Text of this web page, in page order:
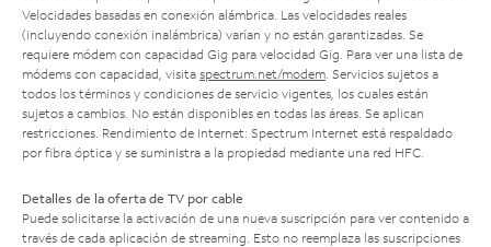
Velocidades basadas en conexión alámbrica. Las velocidades reales
(incluyendo conexión inalámbrica) varían y no están garantizadas. Se
requiere módem con capacidad Gig para velocidad Gig. Para ver una lista de
módems con capacidad, visita spectrum.net/modem . Servicios sujetos a
todos los términos y condiciones de servicio vigentes, los cuales están
sujetos a cambios. No están disponibles en todas las áreas. Se aplican
restricciones. Rendimiento de Internet: Spectrum Internet está respaldado
por fibra óptica y se suministra a la propiedad mediante una red HFC.
Detalles de la oferta de TV por cable
Puede solicitarse la activación de una nueva suscripción para ver contenido a
través de cada aplicación de streaming. Esto no reemplaza las suscripciones